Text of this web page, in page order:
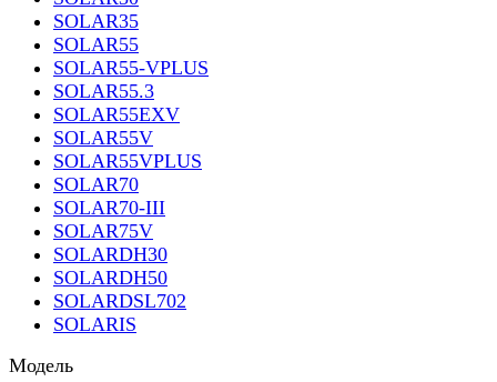
SOLAR35
SOLAR55
SOLAR55-VPLUS
SOLAR55.3
SOLAR55EXV
SOLAR55V
SOLAR55VPLUS
SOLAR70
SOLAR70-III
SOLAR75V
SOLARDH30
SOLARDH50
SOLARDSL702
SOLARIS
Модель